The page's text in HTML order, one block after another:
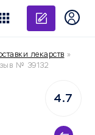
лекарств »
№ 39132
4.7